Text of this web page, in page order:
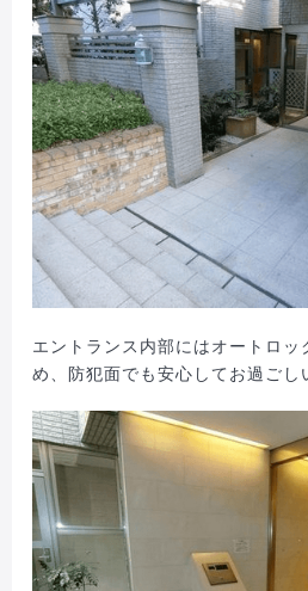
エントランス内部にはオートロッ
め、防犯面でも安心してお過ごし